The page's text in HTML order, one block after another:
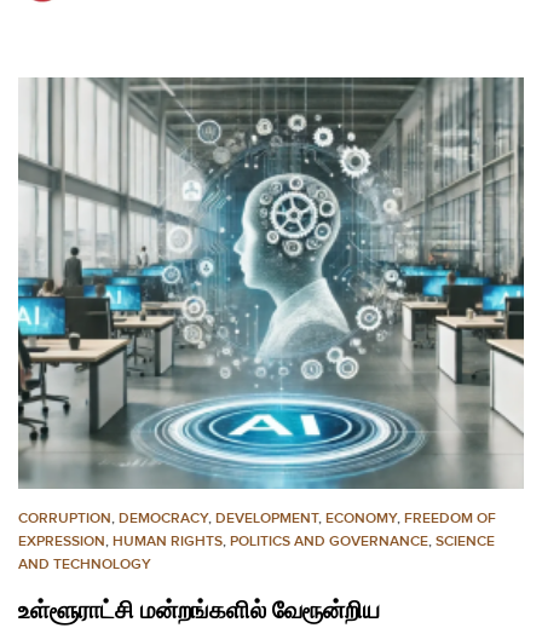
CORRUPTION, DEMOCRACY, DEVELOPMENT, ECONOMY, FREEDOM OF
EXPRESSION, HUMAN RIGHTS, POLITICS AND GOVERNANCE, SCIENCE
AND TECHNOLOGY
உள்ளூராட்சி மன்றங்களில் வேரூன்றிய